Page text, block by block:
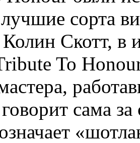
сорта
Скотт, в
To
сама